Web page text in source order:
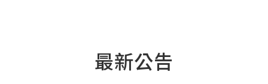
最新公告